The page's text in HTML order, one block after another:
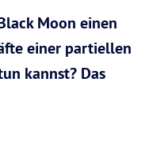
Moon einen
einer partiellen
kannst? Das